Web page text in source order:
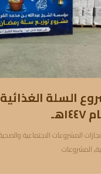
السلة الغذائية
المشروعات الاجتماعية
,المشروعات